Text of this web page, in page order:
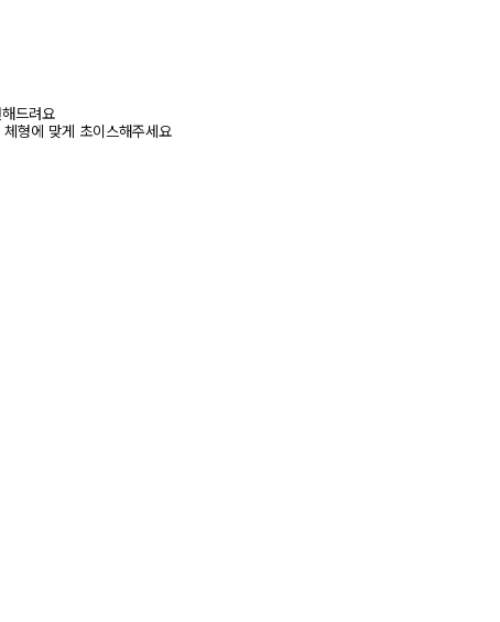
드려요
형에 맞게 초이스해주세요